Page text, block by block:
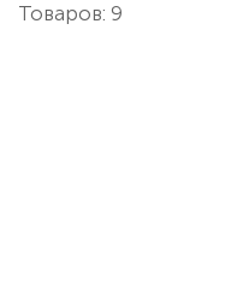
Товаров: 9